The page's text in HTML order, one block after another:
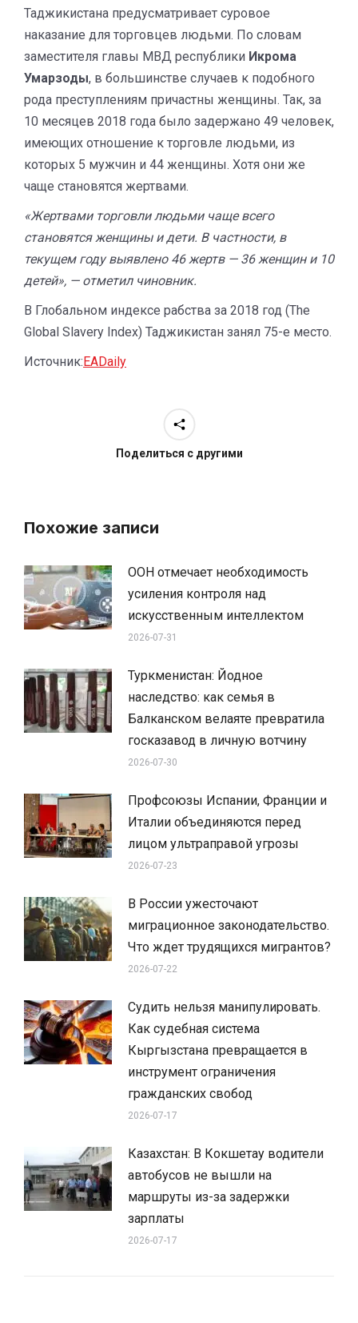
Таджикистана предусматривает суровое
наказание для торговцев людьми. По словам
заместителя главы МВД республики Икрома
Умарзоды, в большинстве случаев к подобного
рода преступлениям причастны женщины. Так, за
10 месяцев 2018 года было задержано 49 человек,
имеющих отношение к торговле людьми, из
которых 5 мужчин и 44 женщины. Хотя они же
чаще становятся жертвами.
«Жертвами торговли людьми чаще всего
становятся женщины и дети. В частности, в
текущем году выявлено 46 жертв — 36 женщин и 10
детей», — отметил чиновник.
В Глобальном индексе рабства за 2018 год (The
Global Slavery Index) Таджикистан занял 75-е место.
Источник:EADaily
Поделиться с другими
Похожие записи
ООН отмечает необходимость
усиления контроля над
искусственным интеллектом
2026-07-31
Туркменистан: Йодное
наследство: как семья в
Балканском велаяте превратила
госказавод в личную вотчину
2026-07-30
Профсоюзы Испании, Франции и
Италии объединяются перед
лицом ультраправой угрозы
2026-07-23
В России ужесточают
миграционное законодательство.
Что ждет трудящихся мигрантов?
2026-07-22
Судить нельзя манипулировать.
Как судебная система
Кыргызстана превращается в
инструмент ограничения
гражданских свобод
2026-07-17
Казахстан: В Кокшетау водители
автобусов не вышли на
маршруты из-за задержки
зарплаты
2026-07-17